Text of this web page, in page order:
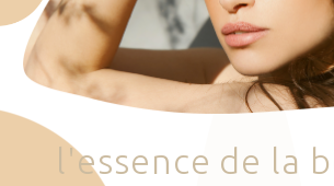
Prendre RDV
'essence de la b